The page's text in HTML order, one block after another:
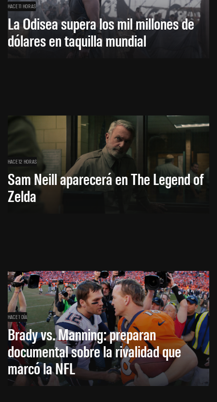
HACE 11 HORAS
La Odisea supera los mil millones de
dólares en taquilla mundial
HACE 12 HORAS
Sam Neill aparecerá en The Legend of
Zelda
HACE 1 DÍA
Brady vs. Manning: preparan
documental sobre la rivalidad que
marcó la NFL